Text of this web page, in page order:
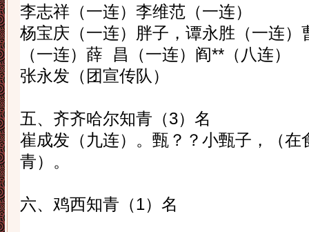
李志祥（一连）李维范（一连）
杨宝庆（一连）胖子，谭永胜（一连）
（一连）薛
昌（一连）阎** （八连）
张永发（团宣传队）
五、齐齐哈尔知青（3）名
崔成发（九连）。甄？？小甄子，
（
青）。
六、鸡西知青（1）名